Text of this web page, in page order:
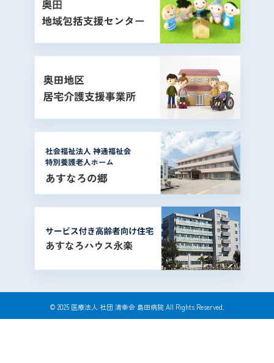
© 2025 医療法人 社団 清幸会 島田病院 All Rights Reserved.